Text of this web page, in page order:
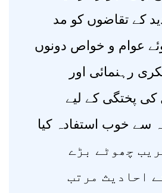
کے تقاضوں کو مد
عوام و خواص دونوں
رہنمائی اور
پختگی کے لیے
سے خوب استفادہ کیا
کے قریب چھوٹے بڑے
احادیث مرتب